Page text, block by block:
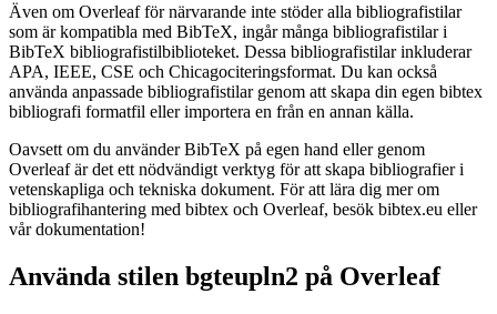
Även om Overleaf för närvarande inte stöder alla bibliografistilar
som är kompatibla med BibTeX, ingår många bibliografistilar i
BibTeX bibliografistilbiblioteket. Dessa bibliografistilar inkluderar
APA, IEEE, CSE och Chicagociteringsformat. Du kan också
använda anpassade bibliografistilar genom att skapa din egen bibtex
bibliografi formatfil eller importera en från en annan källa.
Oavsett om du använder BibTeX på egen hand eller genom
Overleaf är det ett nödvändigt verktyg för att skapa bibliografier i
vetenskapliga och tekniska dokument. För att lära dig mer om
bibliografihantering med bibtex och Overleaf, besök bibtex.eu eller
vår dokumentation!
Använda stilen bgteupln2 på Overleaf